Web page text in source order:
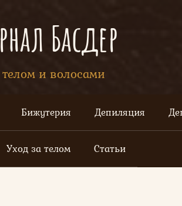
Басдер
и волосами
Бижутерия Депиляция
Уход за телом Статьи